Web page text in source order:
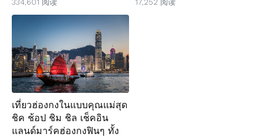
334,601 阅读
17,252 阅读
เที่ยวฮ่องกงในแบบคุณแม่สุด
ชิค ช้อป ชิม ชิล เช็คอิน
แลนด์มาร์คฮ่องกงฟินๆ ทั้ง